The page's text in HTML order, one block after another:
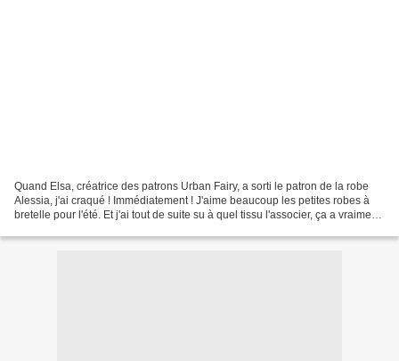
Quand Elsa, créatrice des patrons Urban Fairy, a sorti le patron de la robe
Alessia, j'ai craqué ! Immédiatement ! J'aime beaucoup les petites robes à
bretelle pour l'été. Et j'ai tout de suite su à quel tissu l'associer, ça a vraiment